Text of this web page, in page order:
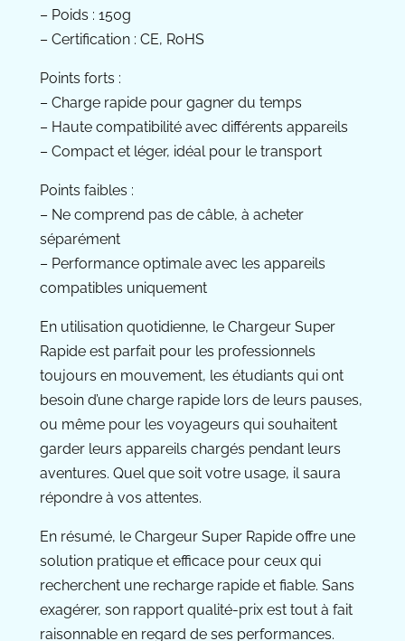
– Poids : 150g
– Certification : CE, RoHS
Points forts :
– Charge rapide pour gagner du temps
– Haute compatibilité avec différents appareils
– Compact et léger, idéal pour le transport
Points faibles :
– Ne comprend pas de câble, à acheter
séparément
– Performance optimale avec les appareils
compatibles uniquement
En utilisation quotidienne, le Chargeur Super
Rapide est parfait pour les professionnels
toujours en mouvement, les étudiants qui ont
besoin d’une charge rapide lors de leurs pauses,
ou même pour les voyageurs qui souhaitent
garder leurs appareils chargés pendant leurs
aventures. Quel que soit votre usage, il saura
répondre à vos attentes.
En résumé, le Chargeur Super Rapide offre une
solution pratique et efficace pour ceux qui
recherchent une recharge rapide et fiable. Sans
exagérer, son rapport qualité-prix est tout à fait
raisonnable en regard de ses performances.